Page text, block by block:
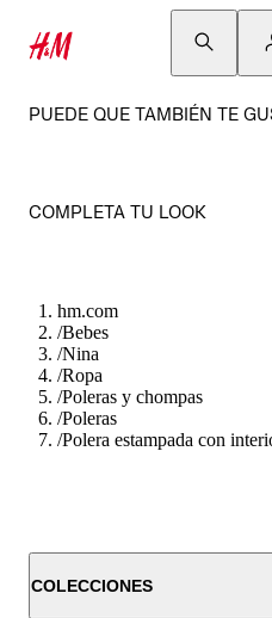
PUEDE QUE TAMBIÉN TE
COMPLETA TU LOOK
hm.com
/Bebes
/Nina
/Ropa
/Poleras y chompas
/Poleras
/Polera estampada con
COLECCIONES